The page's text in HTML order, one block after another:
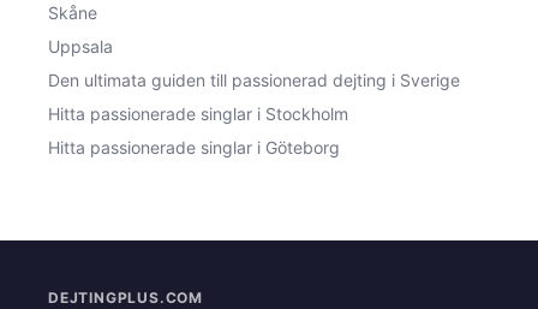
Skåne
Uppsala
Den ultimata guiden till passionerad dejting i Sverige
Hitta passionerade singlar i Stockholm
Hitta passionerade singlar i Göteborg
DEJTINGPLUS.COM